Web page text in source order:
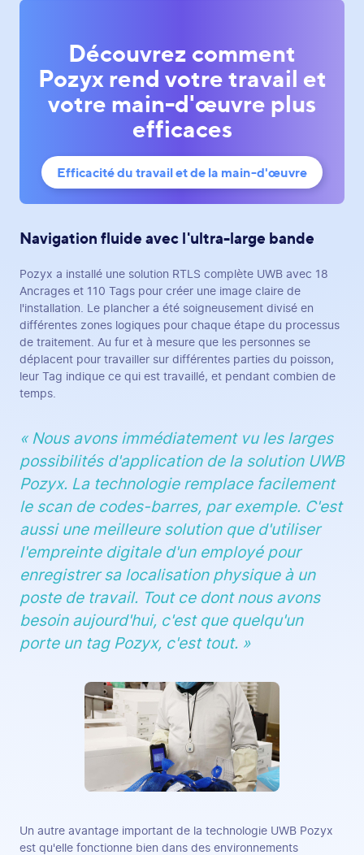
Découvrez comment
Pozyx rend votre travail et
votre main-d'œuvre plus
efficaces
Efficacité du travail et de la main-d'œuvre
Navigation fluide avec l'ultra-large bande
Pozyx a installé une solution RTLS complète UWB avec 18
Ancrages et 110 Tags pour créer une image claire de
l'installation. Le plancher a été soigneusement divisé en
différentes zones logiques pour chaque étape du processus
de traitement. Au fur et à mesure que les personnes se
déplacent pour travailler sur différentes parties du poisson,
leur Tag indique ce qui est travaillé, et pendant combien de
temps.
« Nous avons immédiatement vu les larges
possibilités d'application de la solution UWB
Pozyx. La technologie remplace facilement
le scan de codes-barres, par exemple. C'est
aussi une meilleure solution que d'utiliser
l'empreinte digitale d'un employé pour
enregistrer sa localisation physique à un
poste de travail. Tout ce dont nous avons
besoin aujourd'hui, c'est que quelqu'un
porte un tag Pozyx, c'est tout. »
Un autre avantage important de la technologie UWB Pozyx
est qu'elle fonctionne bien dans des environnements